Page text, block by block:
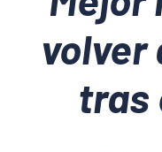
Wellness
volver
tras